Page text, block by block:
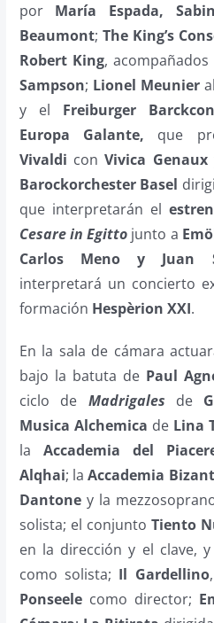
por María Espada,
Beaumont; The King’s
Robert King,
Sampson; Lionel Meunier
y el Freiburger
Europa Galante, que
Vivaldi conVivica Genaux
Barockorchester Basel
que interpretarán el
Cesare in Egitto junto a
Carlos Meno y Juan
interpretará un concierto
formación Hespèrion XXI.
En la sala de cámara
bajo la batuta de Paul
ciclo de Madrigales de
Musica Alchemica de Lina
la Accademia del
Alqhai; laAccademia
Dantoney la
solista; el conjunto Tiento
en la dirección y el clave,
como solista; Il Gardellino
Ponseelecomo director;